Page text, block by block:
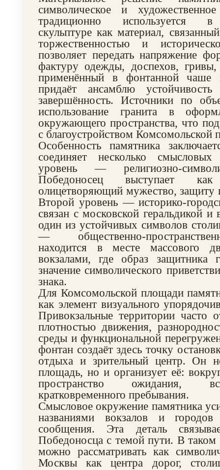
символическое и
традиционно используется в
скульптуре как материал,
торжественностью и
позволяет передать напряжение
фактуру одежды, доспехов, гривы,
применённый в фонтанной чаше и
придаёт ансамблю
завершённость. Источники по
использование гранита в
окружающего пространства, что
с благоустройством Комсомольской
Особенность памятника
соединяет несколько
уровень — религиозно-
Победоносец выступает
олицетворяющий мужество, защиту
Второй уровень — историко-
связан с московской геральдикой и
один из устойчивых символов
— общественно-
находится в месте массового
вокзалами, где образ защитника
значение символического
знака.
Для Комсомольской площади
как элемент визуального
Привокзальные территории часто
плотностью движения,
среды и функциональной
фонтан создаёт здесь точку
отдыха и зрительный центр. Он
площадь, но и организует её:
пространство ожидания,
кратковременного пребывания.
Смысловое окружение памятника
названиями вокзалов и городов
сообщения. Эта деталь
Победоносца с темой пути. В таком
можно рассматривать как
Москвы как центра дорог,